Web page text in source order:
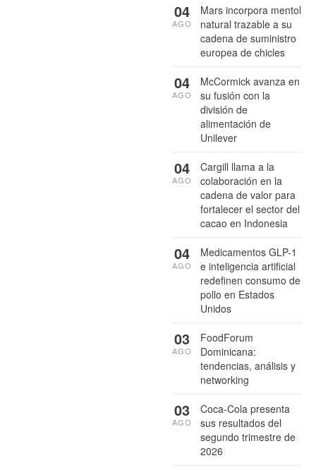
Mars incorpora mentol
natural trazable a su
cadena de suministro
europea de chicles
04
AGO
McCormick avanza en
su fusión con la
división de
alimentación de
Unilever
04
AGO
Cargill llama a la
colaboración en la
cadena de valor para
fortalecer el sector del
cacao en Indonesia
04
AGO
Medicamentos GLP-1
e inteligencia artificial
redefinen consumo de
pollo en Estados
Unidos
04
AGO
FoodForum
Dominicana:
tendencias, análisis y
networking
03
AGO
Coca-Cola presenta
sus resultados del
segundo trimestre de
2026
03
AGO